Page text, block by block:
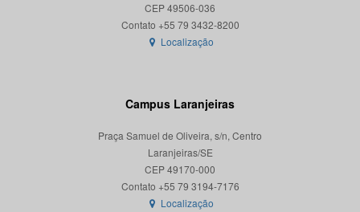
CEP 49506-036
Localização
Campus Laranjeiras
Praça Samuel de Oliveira, s/n, Centro
Laranjeiras/SE
CEP 49170-000
Localização